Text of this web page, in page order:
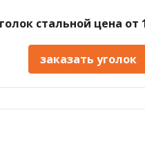
стальной цена от
заказать уголок